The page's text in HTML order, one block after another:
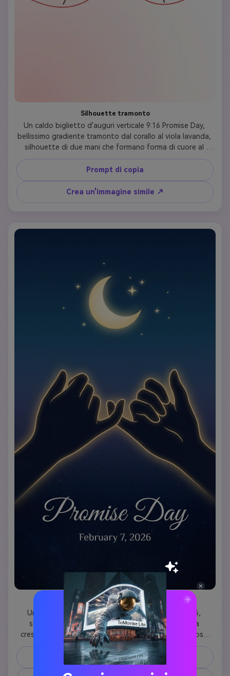
Silhouette tramonto
Un caldo biglietto d'auguri verticale 9:16 Promise Day,
bellissimo gradiente tramonto dal corallo al viola lavanda,
silhouette di due mani che formano forma di cuore al
centro contro la luce, "Happy Promise Day" in carattere
bianco pulito in alto, "Febbraio 2026" in basso, romantico
e cinematografico, formato storia verticale
Prompt di copia
Crea un'immagine simile ↗
Promessa di luce di luna
Un'incantevole carta 9:16 vertical Promise Day 2026,
sfondo a gradiente blu crepuscolo profondo, luna
crescente in alto, due mani che fanno la promessa rosa
silhouetted al centro con effetto di bagliore sottile,
stelle sparse, "Promise Day" in elegante carattere bianco,
atmosfera notturna romantica, formato social media
Prompt di copia